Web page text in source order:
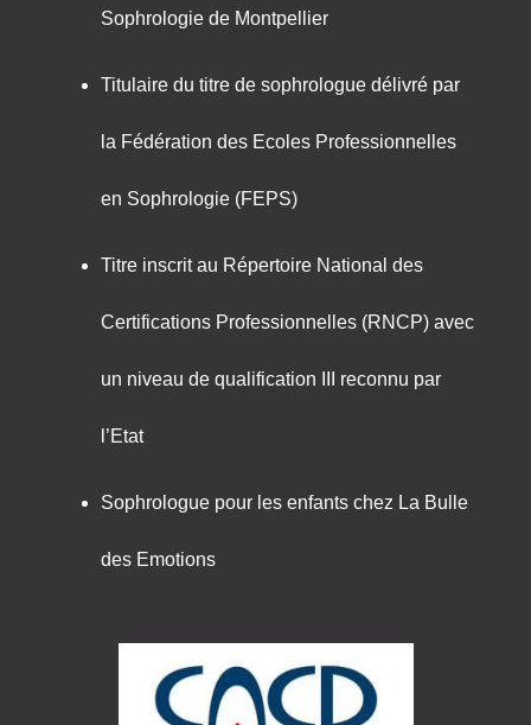
Sophrologie de Montpellier
Titulaire du titre de sophrologue délivré par
la Fédération des Ecoles Professionnelles
en Sophrologie (FEPS)
Titre inscrit au Répertoire National des
Certifications Professionnelles (RNCP) avec
un niveau de qualification III reconnu par
l’Etat
Sophrologue pour les enfants chez La Bulle
des Emotions